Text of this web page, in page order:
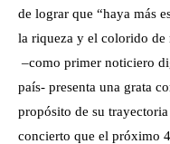
de lograr que “haya más
la riqueza y el colorido de
–como primer noticiero
país- presenta una grata
propósito de su
concierto que el próximo